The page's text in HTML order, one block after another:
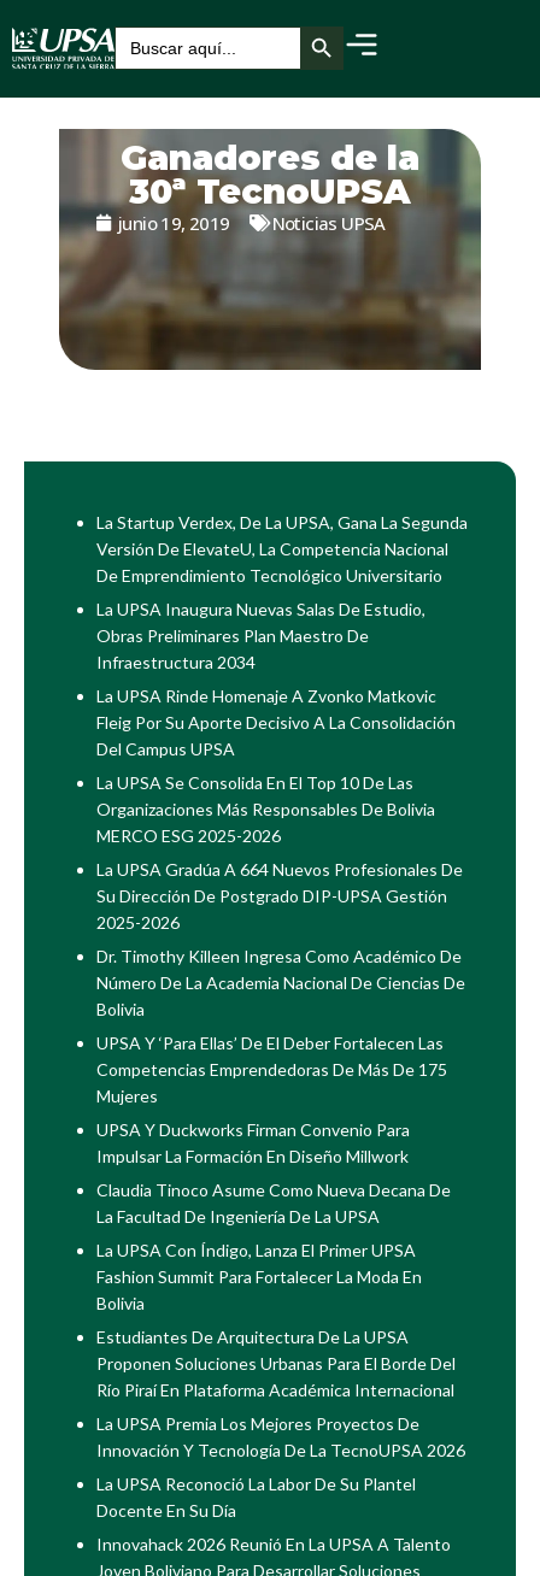
Buscar: Botón de búsqueda
Ganadores de la
30ª TecnoUPSA
junio 19, 2019 Noticias UPSA
La Startup Verdex, De La UPSA, Gana La Segunda
Versión De ElevateU, La Competencia Nacional
De Emprendimiento Tecnológico Universitario
La UPSA Inaugura Nuevas Salas De Estudio,
Obras Preliminares Plan Maestro De
Infraestructura 2034
La UPSA Rinde Homenaje A Zvonko Matkovic
Fleig Por Su Aporte Decisivo A La Consolidación
Del Campus UPSA
La UPSA Se Consolida En El Top 10 De Las
Organizaciones Más Responsables De Bolivia
MERCO ESG 2025-2026
La UPSA Gradúa A 664 Nuevos Profesionales De
Su Dirección De Postgrado DIP-UPSA Gestión
2025-2026
Dr. Timothy Killeen Ingresa Como Académico De
Número De La Academia Nacional De Ciencias De
Bolivia
UPSA Y ‘Para Ellas’ De El Deber Fortalecen Las
Competencias Emprendedoras De Más De 175
Mujeres
UPSA Y Duckworks Firman Convenio Para
Impulsar La Formación En Diseño Millwork
Claudia Tinoco Asume Como Nueva Decana De
La Facultad De Ingeniería De La UPSA
La UPSA Con Índigo, Lanza El Primer UPSA
Fashion Summit Para Fortalecer La Moda En
Bolivia
Estudiantes De Arquitectura De La UPSA
Proponen Soluciones Urbanas Para El Borde Del
Río Piraí En Plataforma Académica Internacional
La UPSA Premia Los Mejores Proyectos De
Innovación Y Tecnología De La TecnoUPSA 2026
La UPSA Reconoció La Labor De Su Plantel
Docente En Su Día
Innovahack 2026 Reunió En La UPSA A Talento
Joven Boliviano Para Desarrollar Soluciones